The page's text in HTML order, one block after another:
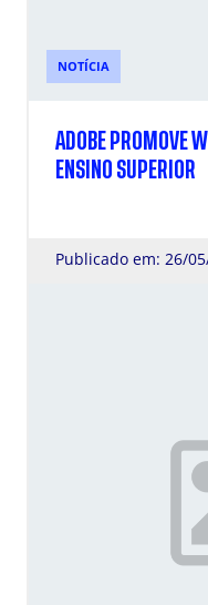
NOTÍCIA
ADOBE PROMOVE
ENSINO SUPERIOR
Publicado em: 26/